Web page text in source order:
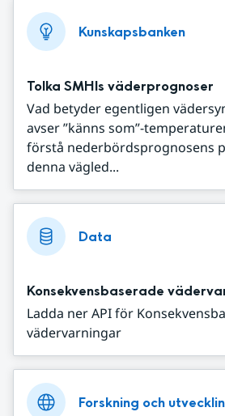
Kunskapsbanken
Tolka SMHIs väderprognoser
Vad betyder egentligen
avser ”känns som”-
förstå nederbördsprognosens
denna vägled...
Data
Konsekvensbaserade
Ladda ner API för
vädervarningar
Forskning och